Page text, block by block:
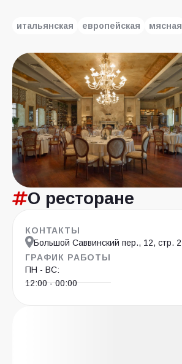
итальянская европейская мясная
О ресторане
КОНТАКТЫ
Большой Саввинский пер., 12, стр. 2
ГРАФИК РАБОТЫ
ПН - ВС:
12:00 - 00:00